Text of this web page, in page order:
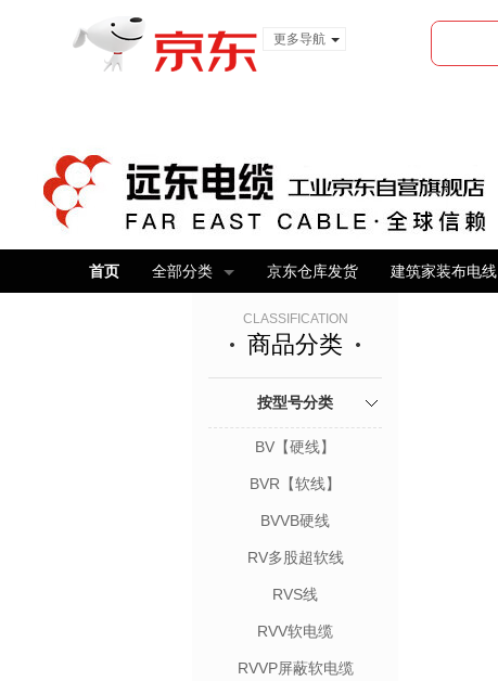
更多导航
首页 全部分类 京东仓库发货 建筑家装布电线
CLASSIFICATION
商品分类
按型号分类
BV【硬线】
BVR【软线】
BVVB硬线
RV多股超软线
RVS线
RVV软电缆
RVVP屏蔽软电缆